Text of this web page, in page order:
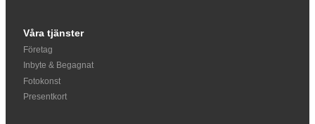
Våra tjänster
Företag
Inbyte & Begagnat
Fotokonst
Presentkort